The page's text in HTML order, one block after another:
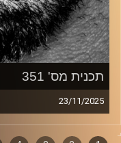
תכנית מס' 351
23/11/2025
זיפים, מוזיקה